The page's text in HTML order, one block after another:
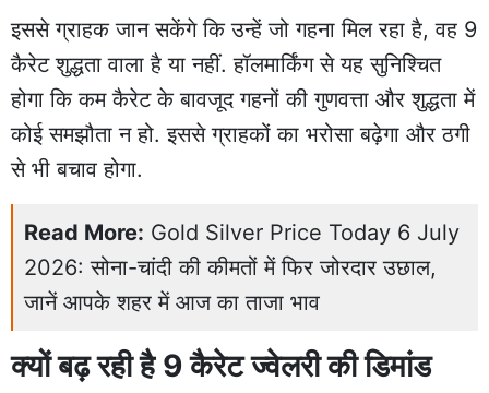
इससे ग्राहक जान सकेंगे कि उन्हें जो गहना मिल रहा है, वह 9
कैरेट शुद्धता वाला है या नहीं. हॉलमार्किंग से यह सुनिश्चित
होगा कि कम कैरेट के बावजूद गहनों की गुणवत्ता और शुद्धता में
कोई समझौता न हो. इससे ग्राहकों का भरोसा बढ़ेगा और ठगी
से भी बचाव होगा.
Read More: Gold Silver Price Today 6 July
2026: सोना-चांदी की कीमतों में फिर जोरदार उछाल,
जानें आपके शहर में आज का ताजा भाव
क्यों बढ़ रही है 9 कैरेट ज्वेलरी की डिमांड